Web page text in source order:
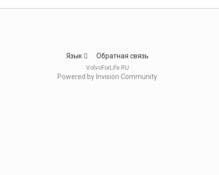
Язык Обратная связь
VolvoForLife.RU
Powered by Invision Community